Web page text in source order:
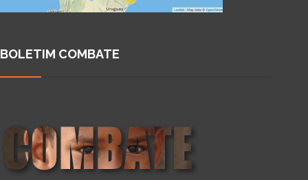
BOLETIM COMBATE